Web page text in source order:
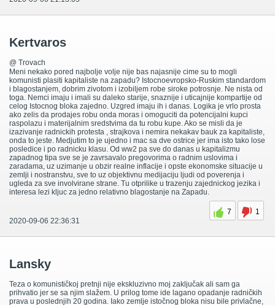
Kertvaros
@ Trovach
Meni nekako pored najbolje volje nije bas najasnije cime su to mogli
komunisti plasiti kapitaliste na zapadu? Istocnoevropsko-Ruskim standardom
i blagostanjem, dobrim zivotom i izobiljem robe siroke potrosnje. Ne nista od
toga. Nemci imaju i imali su daleko starije, snaznije i uticajnije kompartije od
celog Istocnog bloka zajedno. Uzgred imaju ih i danas. Logika je vrlo prosta
ako zelis da prodajes robu onda moras i omoguciti da potencijalni kupci
raspolazu i materijalnim sredstvima da tu robu kupe. Ako se misli da je
izazivanje radnickih protesta , strajkova i nemira nekakav bauk za kapitaliste,
onda to jeste. Medjutim to je ujedno i mac sa dve ostrice jer ima isto tako lose
posledice i po radnicku klasu. Od ww2 pa sve do danas u kapitalizmu
zapadnog tipa sve se je zavrsavalo pregovorima o radnim uslovima i
zaradama, uz uzimanje u obzir realne inflacije i opste ekonomske situacije u
zemlji i nostranstvu, sve to uz objektivnu medijaciju ljudi od poverenja i
ugleda za sve involvirane strane. Tu otprilike u trazenju zajednickog jezika i
interesa lezi kljuc za jedno relativno blagostanje na Zapadu.
7
1
2020-09-06 22:36:31
Lansky
Teza o komunističkoj pretnji nije ekskluzivno moj zaključak ali sam ga
prihvatio jer se sa njim slažem. U prilog tome ide lagano opadanje radničkih
prava u poslednjih 20 godina. Iako zemlje istočnog bloka nisu bile privlačne,